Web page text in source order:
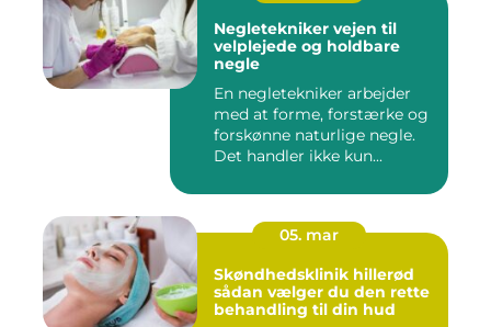
Negletekniker vejen til
velplejede og holdbare
negle
En negletekniker arbejder
med at forme, forstærke og
forskønne naturlige negle.
Det handler ikke kun...
05. mar
Skøndhedsklinik hillerød
sådan vælger du den rette
behandling til din hud